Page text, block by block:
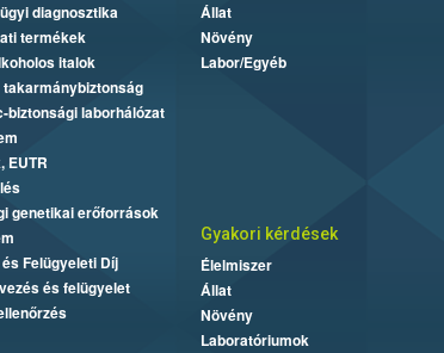
diagnosztika
termékek
italok
biztonsági laborhálózat
EUTR
genetikai erőforrások
Felügyeleti Díj
és felügyelet
Állat
Növény
Labor/Egyéb
Gyakori kérdések
Élelmiszer
Állat
Növény
Laboratóriumok